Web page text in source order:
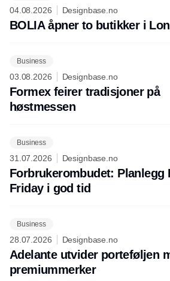
04.08.2026 Designbase.no
BOLIA åpner to butikker i
Business
03.08.2026 Designbase.no
Formex feirer tradisjoner på
høstmessen
Business
31.07.2026 Designbase.no
Forbrukerombudet: Planlegg
Friday i god tid
Business
28.07.2026 Designbase.no
Adelante utvider porteføljen
premiummerker